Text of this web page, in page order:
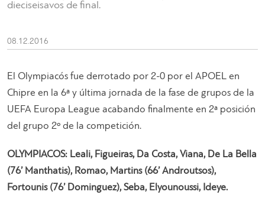
dieciseisavos de final.
08.12.2016
El Olympiacós fue derrotado por 2-0 por el APOEL en
Chipre en la 6ª y última jornada de la fase de grupos de la
UEFA Europa League acabando finalmente en 2ª posición
del grupo 2º de la competición.
OLYMPIACOS: Leali, Figueiras, Da Costa, Viana, De La Bella
(76’ Manthatis), Romao, Martins (66’ Androutsos),
Fortounis (76’ Dominguez), Seba, Elyounoussi, Ideye.